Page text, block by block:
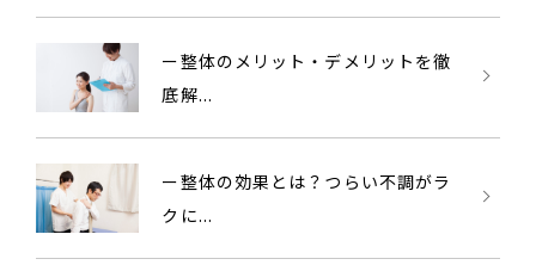
ー整体のメリット・デメリットを徹
底解...
ー整体の効果とは？つらい不調がラ
クに...